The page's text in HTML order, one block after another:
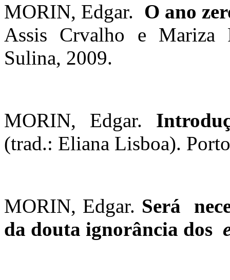
MORIN, Edgar. O ano
Assis Crvalho e Mariza
Sulina, 2009.
MORIN, Edgar.
(trad.: Eliana Lisboa).
MORIN, Edgar. Será
da douta ignorância dos